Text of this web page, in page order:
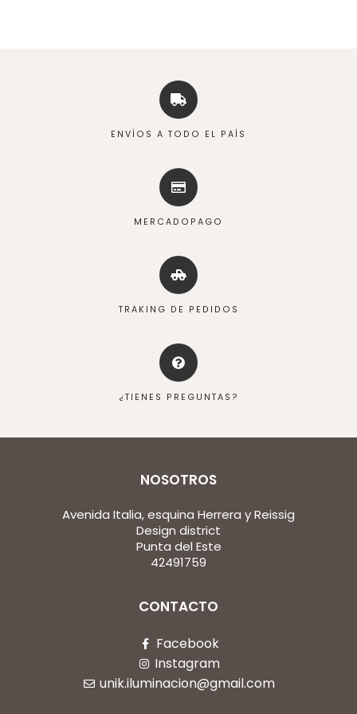
ENVÍOS A TODO EL PAÍS
MERCADOPAGO
TRAKING DE PEDIDOS
¿TIENES PREGUNTAS?
NOSOTROS
Avenida Italia, esquina Herrera y Reissig
Design district
Punta del Este
42491759
CONTACTO
Facebook
Instagram
unik.iluminacion@gmail.com